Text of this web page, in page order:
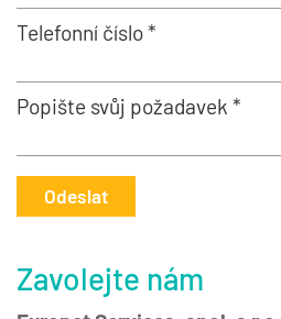
Telefonní číslo *
Popište svůj požadavek *
Odeslat
Zavolejte nám